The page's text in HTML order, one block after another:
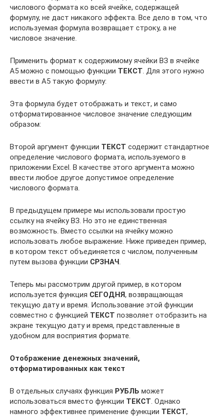
числового формата ко всей ячейке, содержащей
формулу, не даст никакого эффекта. Все дело в том, что
используемая формула возвращает строку, а не
числовое значение.
Применить формат к содержимому ячейки ВЗ в ячейке
А5 можно с помощью функции ТЕКСТ. Для этого нужно
ввести в А5 такую формулу:
Эта формула будет отображать и текст, и само
отформатированное числовое значение следующим
образом:
Второй аргумент функции ТЕКСТ содержит стандартное
определение числового формата, используемого в
приложении Excel. В качестве этого аргумента можно
ввести любое другое допустимое определение
числового формата.
В предыдущем примере мы использовали простую
ссылку на ячейку ВЗ. Но это не единственная
возможность. Вместо ссылки на ячейку можно
использовать любое выражение. Ниже приведен пример,
в котором текст объединяется с числом, полученным
путем вызова функции СРЗНАЧ.
Теперь мы рассмотрим другой пример, в котором
используется функция СЕГОДНЯ, возвращающая
текущую дату и время. Использование этой функции
совместно с функцией ТЕКСТ позволяет отобразить на
экране текущую дату и время, представленные в
удобном для восприятия формате.
Отображение денежных значений,
отформатированных как текст
В отдельных случаях функция РУБЛЬ может
использоваться вместо функции ТЕКСТ. Однако
намного эффективнее применение функции ТЕКСТ,